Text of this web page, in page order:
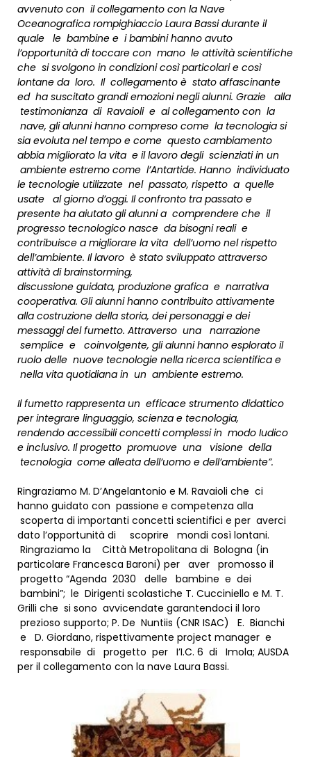
avvenuto con il collegamento con la Nave
Oceanografica rompighiaccio Laura Bassi durante il
quale le bambine e i bambini hanno avuto
l’opportunità di toccare con mano le attività scientifiche
che si svolgono in condizioni così particolari e così
lontane da loro. Il collegamento è stato affascinante
ed ha suscitato grandi emozioni negli alunni. Grazie alla
testimonianza di Ravaioli e al collegamento con la
nave, gli alunni hanno compreso come la tecnologia si
sia evoluta nel tempo e come questo cambiamento
abbia migliorato la vita e il lavoro degli scienziati in un
ambiente estremo come l’Antartide. Hanno individuato
le tecnologie utilizzate nel passato, rispetto a quelle
usate al giorno d’oggi. Il confronto tra passato e
presente ha aiutato gli alunni a comprendere che il
progresso tecnologico nasce da bisogni reali e
contribuisce a migliorare la vita dell’uomo nel rispetto
dell’ambiente. Il lavoro è stato sviluppato attraverso
attività di brainstorming,
discussione guidata, produzione grafica e narrativa
cooperativa. Gli alunni hanno contribuito attivamente
alla costruzione della storia, dei personaggi e dei
messaggi del fumetto. Attraverso una narrazione
semplice e coinvolgente, gli alunni hanno esplorato il
ruolo delle nuove tecnologie nella ricerca scientifica e
nella vita quotidiana in un ambiente estremo.
Il fumetto rappresenta un efficace strumento didattico
per integrare linguaggio, scienza e tecnologia,
rendendo accessibili concetti complessi in modo Iudico
e inclusivo. Il progetto promuove una visione della
tecnologia come alleata dell’uomo e dell’ambiente”.
Ringraziamo M. D’Angelantonio e M. Ravaioli che ci
hanno guidato con passione e competenza alla
scoperta di importanti concetti scientifici e per averci
dato l’opportunità di scoprire mondi così lontani.
Ringraziamo la Città Metropolitana di Bologna (in
particolare Francesca Baroni) per aver promosso il
progetto “Agenda 2030 delle bambine e dei
bambini”; le Dirigenti scolastiche T. Cucciniello e M. T.
Grilli che si sono avvicendate garantendoci il loro
prezioso supporto; P. De Nuntiis (CNR­ ISAC) E. Bianchi
e D. Giordano, rispettivamente project manager e
responsabile di progetto per I’I.C. 6 di Imola; AUSDA
per il collegamento con la nave Laura Bassi.